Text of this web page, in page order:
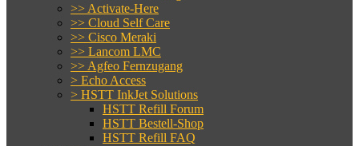
>> Activate-Here
>> Cloud Self Care
>> Cisco Meraki
>> Lancom LMC
>> Agfeo Fernzugang
> Echo Access
> HSTT InkJet Solutions
HSTT Refill Forum
HSTT Bestell-Shop
HSTT Refill FAQ